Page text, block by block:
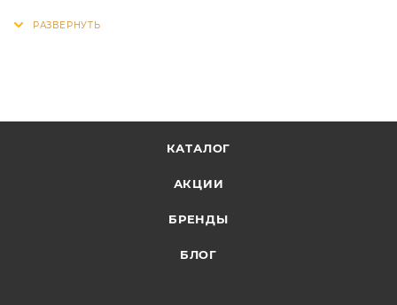
КАТАЛОГ
АКЦИИ
БРЕНДЫ
БЛОГ